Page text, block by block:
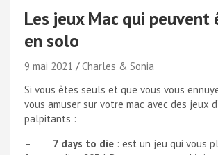
Les jeux Mac qui peuvent
en solo
9 mai 2021
Charles & Sonia
Si vous êtes seuls et que vous vous
vous amuser sur votre mac avec des jeux
palpitants :
– 7 days to die : est un jeu qui vous